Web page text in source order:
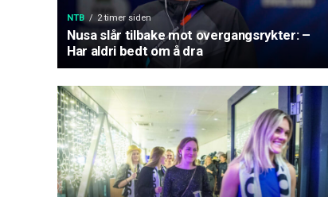
NTB 2 timer siden
Nusa slår tilbake mot overgangsrykter: –
Har aldri bedt om å dra